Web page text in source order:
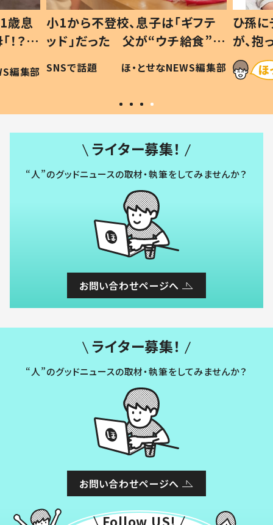
歳息
？」
編集部
小1から不登校、息子は「ギフテ
ッド」だった 父が“ウチ給食”を
作り続ける理由とは #令和の親
#令和の子
SNSで話題 ほ・とせなNEWS編集部
ひ孫
が、
「涙が
い」
ライター募集！
“人”のグッドニュースの取材・執筆をしてみませんか？
お問い合わせページへ
ライター募集！
“人”のグッドニュースの取材・執筆をしてみませんか？
お問い合わせページへ
Follow US!